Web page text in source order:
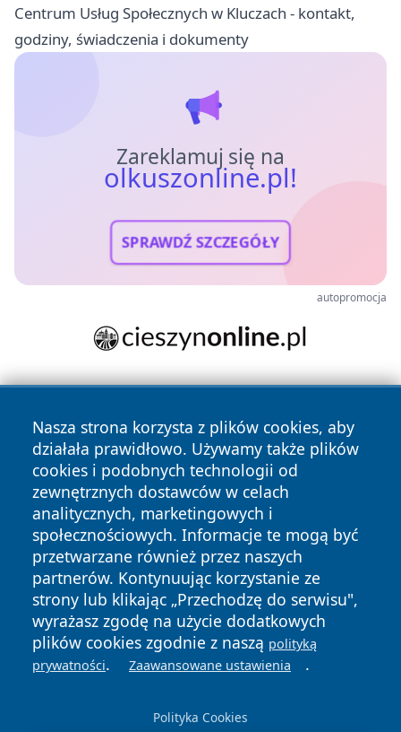
Centrum Usług Społecznych w Kluczach - kontakt,
godziny, świadczenia i dokumenty
Zareklamuj się na
olkuszonline.pl!
SPRAWDŹ SZCZEGÓŁY
autopromocja
Nasza strona korzysta z plików cookies, aby
działała prawidłowo. Używamy także plików
cookies i podobnych technologii od
zewnętrznych dostawców w celach
analitycznych, marketingowych i
społecznościowych. Informacje te mogą być
przetwarzane również przez naszych
partnerów. Kontynuując korzystanie ze
strony lub klikając „Przechodzę do serwisu",
wyrażasz zgodę na użycie dodatkowych
plików cookies zgodnie z naszą polityką
prywatności. Zaawansowane ustawienia .
Polityka Cookies
Copyright © 2026 olkuszonline.pl Wszystkie prawa
zastrzeżone.
News Autorzy
Polityka
Prywatności
Polityka
Cookies